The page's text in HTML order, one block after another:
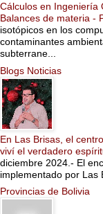
Cálculos en Ingeniería
Balances de materia -
isotópicos en los
contaminantes
subterrane...
Blogs Noticias
En Las Brisas, el
viví el verdadero
diciembre 2024.- El
implementado por Las
Provincias de Bolivia